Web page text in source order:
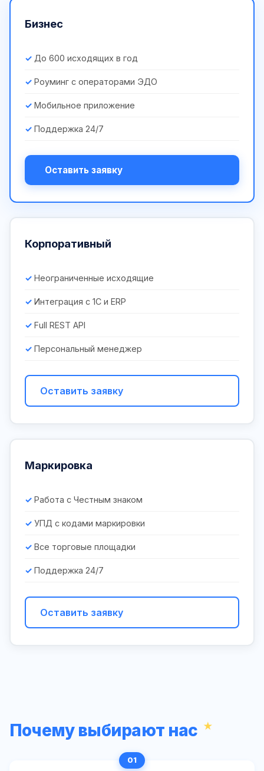
Бизнес
До 600 исходящих в год
Роуминг с операторами ЭДО
Мобильное приложение
Поддержка 24/7
Оставить заявку
Корпоративный
Неограниченные исходящие
Интеграция с 1С и ERP
Full REST API
Персональный менеджер
Оставить заявку
Маркировка
Работа с Честным знаком
УПД с кодами маркировки
Все торговые площадки
Поддержка 24/7
Оставить заявку
Почему выбирают нас